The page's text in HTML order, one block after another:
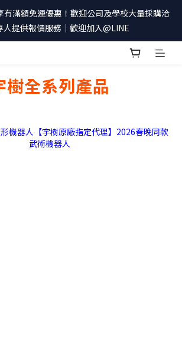
有滿額免運優惠！歡迎公司及學校大量採購洽
人提供報價服務｜歡迎加入@LINE
prev
樹全系列產品